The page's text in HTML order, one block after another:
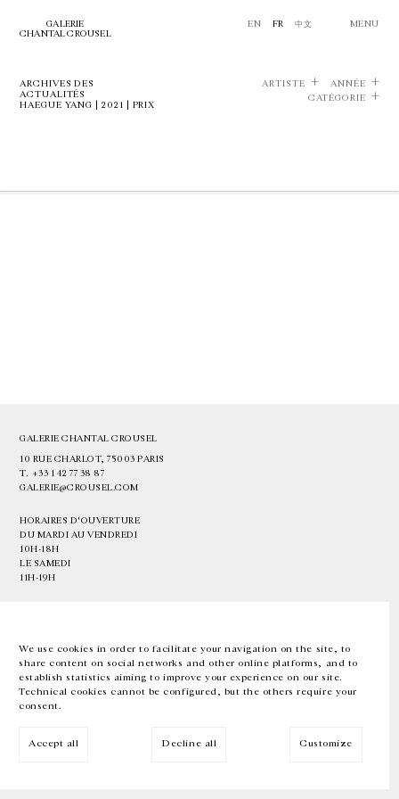
We use cookies in order to facilitate your navigation on the site, to
share content on social networks and other online platforms, and to
establish statistics aiming to improve your experience on our site.
Technical cookies cannot be configured, but the others require your
consent.
Accept all Decline all Customize
GALERIE
CHANTAL CROUSEL
EN FR 中文 MENU
ARCHIVES DES
ACTUALITÉS
HAEGUE YANG | 2021 | PRIX
ARTISTE
ANNÉE
CATÉGORIE
GALERIE CHANTAL CROUSEL
10 RUE CHARLOT, 75003 PARIS
T. +33 1 42 77 38 87
GALERIE@CROUSEL.COM
HORAIRES D'OUVERTURE
DU MARDI AU VENDREDI
10H-18H
LE SAMEDI
11H-19H
EN FR 中文 Facebook Instagram
Inscrivez-vous à notre newsletter